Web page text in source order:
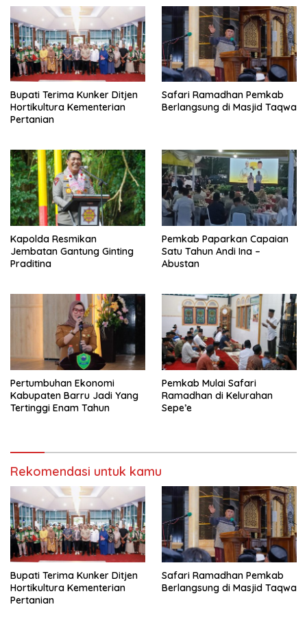
Bupati Terima Kunker Ditjen
Hortikultura Kementerian
Pertanian
Safari Ramadhan Pemkab
Berlangsung di Masjid Taqwa
Kapolda Resmikan
Jembatan Gantung Ginting
Praditina
Pemkab Paparkan Capaian
Satu Tahun Andi Ina –
Abustan
Pertumbuhan Ekonomi
Kabupaten Barru Jadi Yang
Tertinggi Enam Tahun
Pemkab Mulai Safari
Ramadhan di Kelurahan
Sepe’e
Rekomendasi untuk kamu
Bupati Terima Kunker Ditjen
Hortikultura Kementerian
Pertanian
Safari Ramadhan Pemkab
Berlangsung di Masjid Taqwa